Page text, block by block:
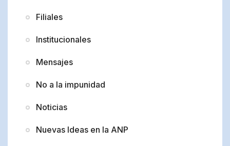
Filiales
Institucionales
Mensajes
No a la impunidad
Noticias
Nuevas Ideas en la ANP